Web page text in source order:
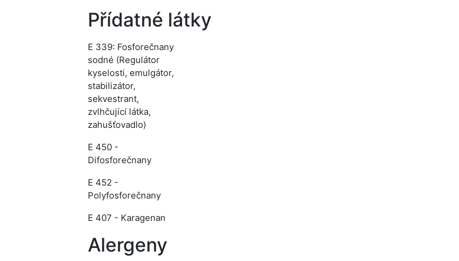
Přídatné látky
E 339: Fosforečnany
sodné (Regulátor
kyselosti, emulgátor,
stabilizátor,
sekvestrant,
zvlhčující látka,
zahušťovadlo)
E 450 -
Difosforečnany
E 452 -
Polyfosforečnany
E 407 - Karagenan
Alergeny